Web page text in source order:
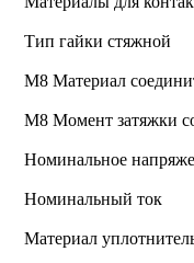
Тип гайки стяжной
М8 Материал
M8 Момент затяжки
Номинальное
Номинальный ток
Материал